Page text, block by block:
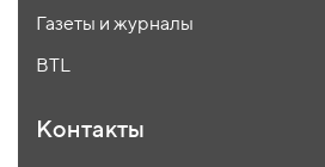
Газеты и журналы
BTL
Контакты